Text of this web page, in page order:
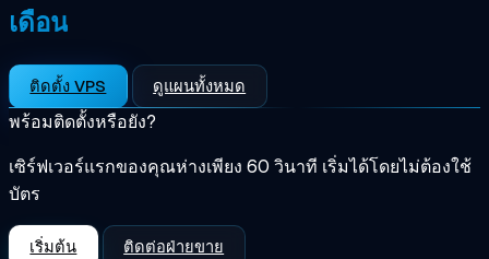
เดือน
ติดตั้ง VPS ดูแผนทั้งหมด
พร้อมติดตั้งหรือยัง?
เซิร์ฟเวอร์แรกของคุณห่างเพียง 60 วินาที เริ่มได้โดยไม่ต้องใช้
บัตร
เริ่มต้น ติดต่อฝ่ายขาย